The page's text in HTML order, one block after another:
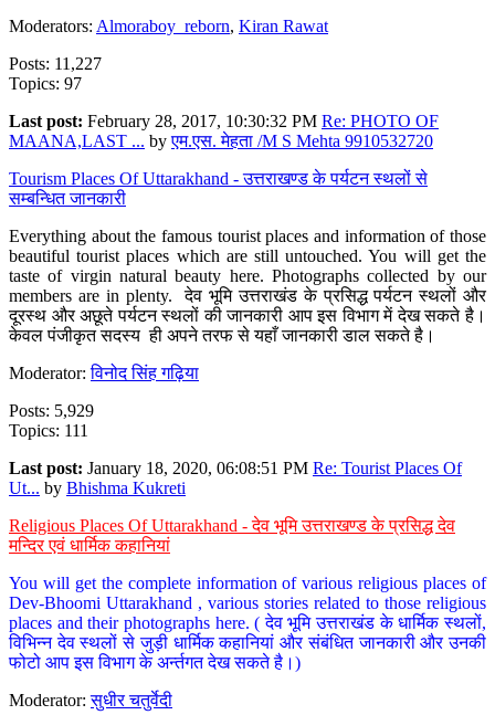
Moderators: Almoraboy_reborn, Kiran Rawat
Posts: 11,227
Topics: 97
Last post: February 28, 2017, 10:30:32 PM Re: PHOTO OF
MAANA,LAST ... byएम.एस. मेहता /M S Mehta 9910532720
Tourism Places Of Uttarakhand - उत्तराखण्ड के पर्यटन स्थलों से
सम्बन्धित जानकारी
Everything about the famous tourist places and information of those
beautiful tourist places which are still untouched. You will get the
taste of virgin natural beauty here. Photographs collected by our
members are in plenty. देव भूमि उत्तराखंड के प्रसिद्ध पर्यटन स्थलों और
दूरस्थ और अछूते पर्यटन स्थलों की जानकारी आप इस विभाग में देख सकते है।
केवल पंजीकृत सदस्य ही अपने तरफ से यहाँ जानकारी डाल सकते है।
Moderator:विनोद सिंह गढ़िया
Posts: 5,929
Topics: 111
Last post: January 18, 2020, 06:08:51 PM Re: Tourist Places Of
Ut... by Bhishma Kukreti
Religious Places Of Uttarakhand - देव भूमि उत्तराखण्ड के प्रसिद्ध देव
मन्दिर एवं धार्मिक कहानियां
You will get the complete information of various religious places of
Dev-Bhoomi Uttarakhand , various stories related to those religious
places and their photographs here. ( देव भूमि उत्तराखंड के धार्मिक स्थलों,
विभिन्न देव स्थलों से जुड़ी धार्मिक कहानियां और संबंधित जानकारी और उनकी
फोटो आप इस विभाग के अर्न्तगत देख सकते है।)
Moderator:सुधीर चतुर्वेदी